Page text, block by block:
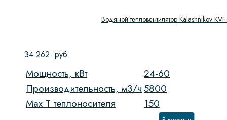
Водяной тепловентилятор Kalashnikov
34 262 руб
Мощность, кВт
24-60
Производительность, м3/ч5800
Max T теплоносителя
150